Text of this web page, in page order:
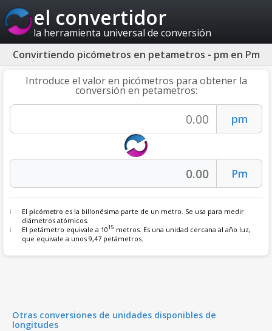
el convertidor
la herramienta universal de conversión
Convirtiendo picómetros en petametros - pm en Pm
Introduce el valor en picómetros para obtener la
conversión en petametros:
El picómetro es la billonésima parte de un metro. Se usa para medir
diámetros atómicos.
El petámetro equivale a 1015 metros. Es una unidad cercana al año luz,
que equivale a unos 9,47 petámetros.
Otras conversiones de unidades disponibles de
longitudes